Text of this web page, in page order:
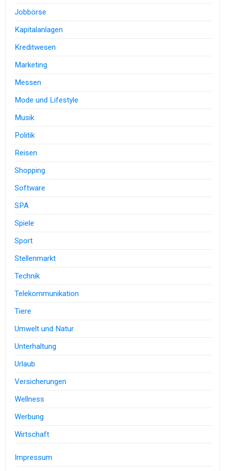
Jobbörse
Kapitalanlagen
Kreditwesen
Marketing
Messen
Mode und Lifestyle
Musik
Politik
Reisen
Shopping
Software
SPA
Spiele
Sport
Stellenmarkt
Technik
Telekommunikation
Tiere
Umwelt und Natur
Unterhaltung
Urlaub
Versicherungen
Wellness
Werbung
Wirtschaft
Impressum